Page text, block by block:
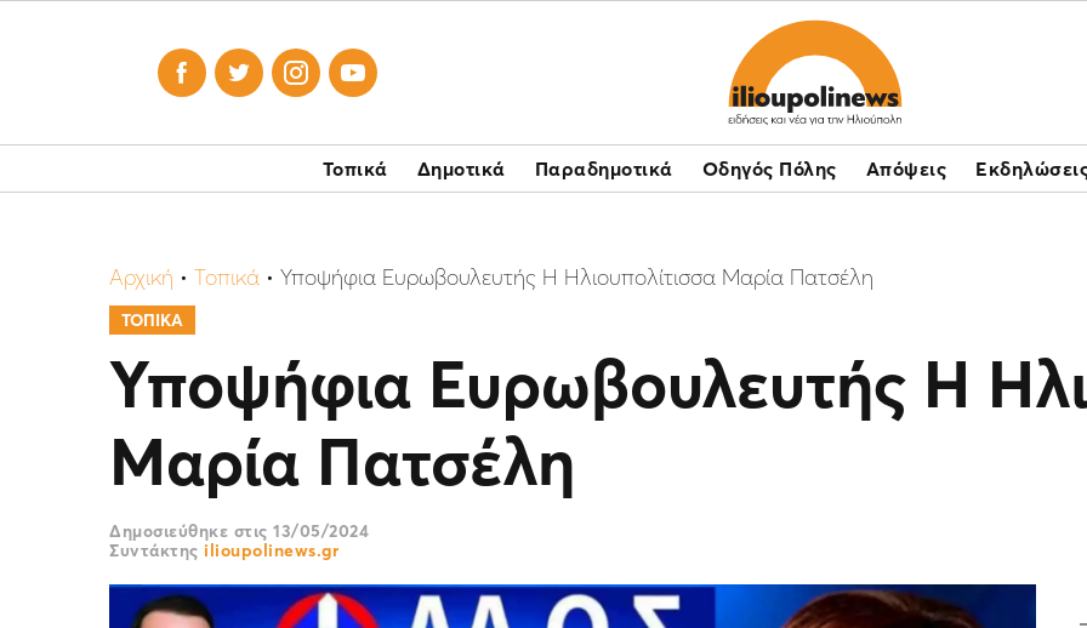
   
Τοπικά Δημοτικά Παραδημοτικά Οδηγός Πόλης Απόψεις
Αρχική • Τοπικά • Υποψήφια Ευρωβουλευτής Η Ηλιουπολίτισσα Μαρία Πατσέλη
ΤΟΠΙΚΑ
Υποψήφια Ευρωβουλευτής Η
Μαρία Πατσέλη
Δημοσιεύθηκε στις 13/05/2024
Συντάκτης ilioupolinews.gr